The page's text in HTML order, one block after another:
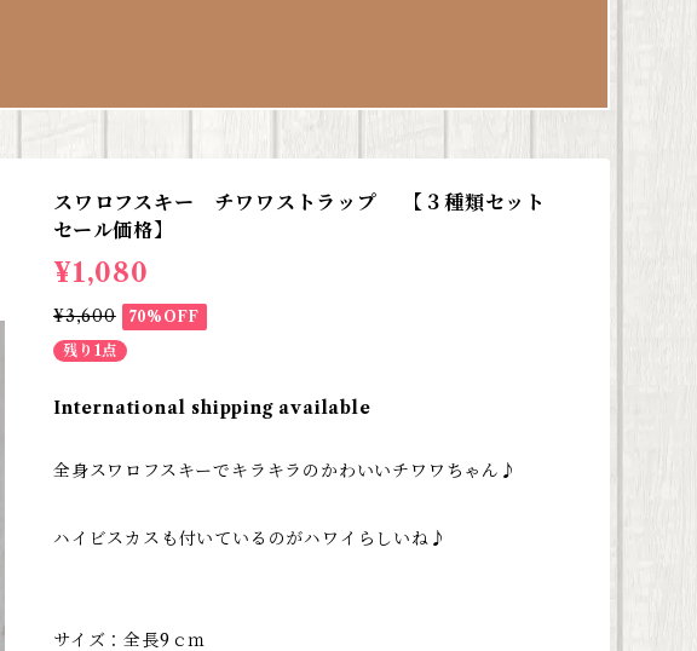
スワロフスキー チワワストラップ 【３種類セット
セール価格】
¥1,080
¥3,600
70%OFF
残り1点
International shipping available
全身スワロフスキーでキラキラのかわいいチワワちゃん♪
ハイビスカスも付いているのがハワイらしいね♪
サイズ：全長9ｃｍ